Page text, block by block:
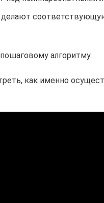
делают
алгоритму.
как именно